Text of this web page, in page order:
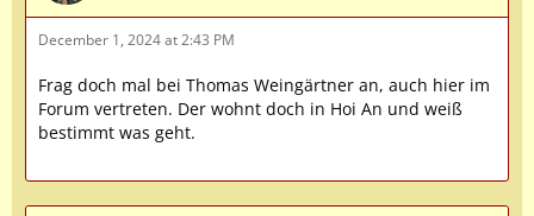
December 1, 2024 at 2:43 PM
Frag doch mal bei Thomas Weingärtner an, auch hier im
Forum vertreten. Der wohnt doch in Hoi An und weiß
bestimmt was geht.